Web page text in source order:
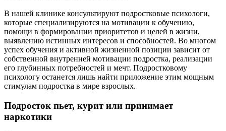
В нашей клинике консультируют подростковые психологи,
которые специализируются на мотивации к обучению,
помощи в формировании приоритетов и целей в жизни,
выявлению истинных интересов и способностей. Во многом
успех обучения и активной жизненной позиции зависит от
собственной внутренней мотивации подростка, реализации
его глубинных потребностей и мечт. Подростковому
психологу останется лишь найти приложение этим мощным
стимулам подростка в мире взрослых.
Подросток пьет, курит или принимает
наркотики